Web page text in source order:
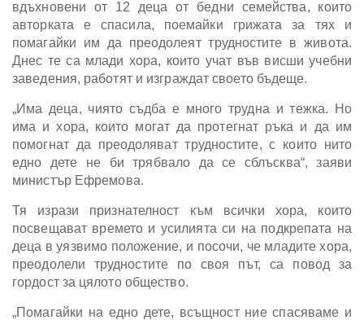
вдъхновени от 12 деца от бедни семейства, които
авторката е спасила, поемайки грижата за тях и
помагайки им да преодолеят трудностите в живота.
Днес те са млади хора, които учат във висши учебни
заведения, работят и изграждат своето бъдеще.
„Има деца, чиято съдба е много трудна и тежка. Но
има и хора, които могат да протегнат ръка и да им
помогнат да преодоляват трудностите, с които нито
едно дете не би трябвало да се сблъсква“, заяви
министър Ефремова.
Тя изрази признателност към всички хора, които
посвещават времето и усилията си на подкрепата на
деца в уязвимо положение, и посочи, че младите хора,
преодолели трудностите по своя път, са повод за
гордост за цялото общество.
„Помагайки на едно дете, всъщност ние спасяваме и